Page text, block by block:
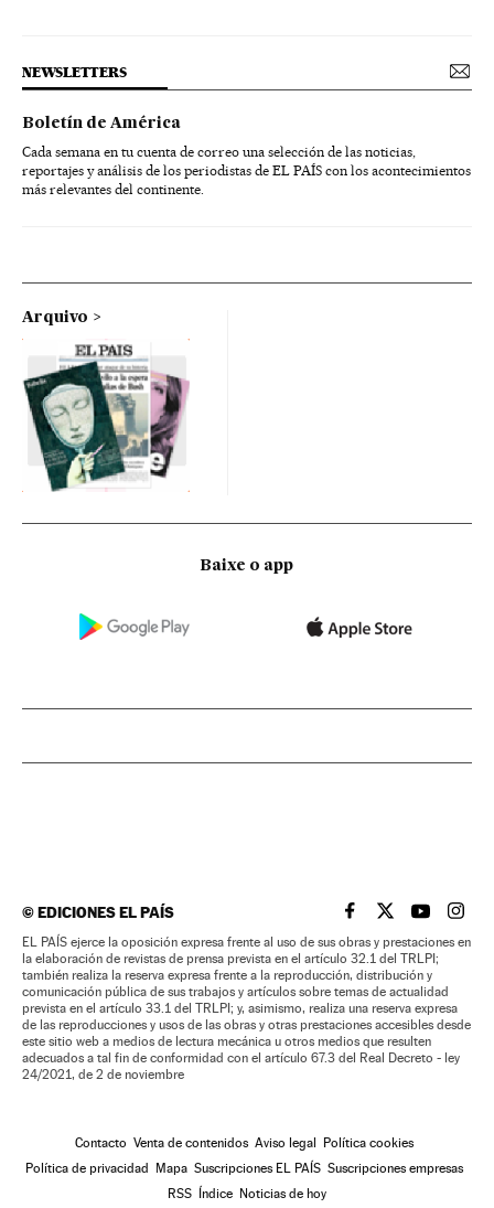
NEWSLETTERS
Boletín de América
Cada semana en tu cuenta de correo una selección de las noticias,
reportajes y análisis de los periodistas de EL PAÍS con los acontecimientos
más relevantes del continente.
Arquivo
Baixe o app
©EDICIONES EL PAÍS EL PAÍS BRASIL EN
EL PAÍSEL PAÍS
EL
EL PAÍS ejerce la oposición expresa frente al uso de sus obras y prestaciones en
la elaboración de revistas de prensa prevista en el artículo 32.1 del TRLPI;
también realiza la reserva expresa frente a la reproducción, distribución y
comunicación pública de sus trabajos y artículos sobre temas de actualidad
prevista en el artículo 33.1 del TRLPI; y, asimismo, realiza una reserva expresa
de las reproducciones y usos de las obras y otras prestaciones accesibles desde
este sitio web a medios de lectura mecánica u otros medios que resulten
adecuados a tal fin de conformidad con el artículo 67.3 del Real Decreto - ley
24/2021, de 2 de noviembre
Contacto Venta de contenidos Aviso legal Política cookies
Política de privacidad Mapa Suscripciones EL PAÍS Suscripciones empresas
RSS Índice Noticias de hoy